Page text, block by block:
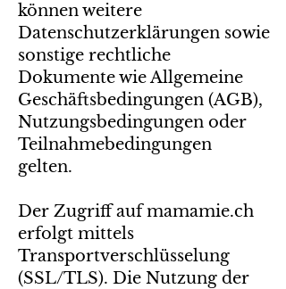
können weitere
Datenschutzerklärungen sowie
sonstige rechtliche
Dokumente wie Allgemeine
Geschäftsbedingungen (AGB),
Nutzungsbedingungen oder
Teilnahmebedingungen
gelten.
Der Zugriff auf mamamie.ch
erfolgt mittels
Transportverschlüsselung
(SSL/TLS). Die Nutzung der